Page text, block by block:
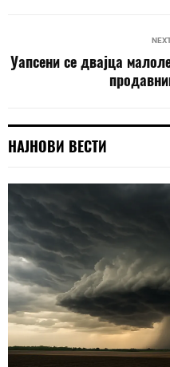
Уапсени се двајца
НАЈНОВИ ВЕСТИ